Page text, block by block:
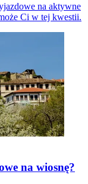
na aktywne
Ci w tej kwestii.
na wiosnę?